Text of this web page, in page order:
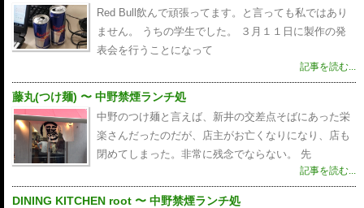
Red Bull飲んで頑張ってます。と言っても私ではあり
ません。 うちの学生でした。 ３月１１日に製作の発
表会を行うことになって
記事を読む...
藤丸(つけ麺) 〜 中野禁煙ランチ処
中野のつけ麺と言えば、新井の交差点そばにあった栄
楽さんだったのだが、店主がお亡くなりになり、店も
閉めてしまった。非常に残念でならない。 先
記事を読む...
DINING KITCHEN root 〜 中野禁煙ランチ処